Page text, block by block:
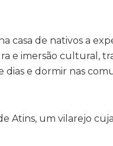
casa de nativos a
e imersão cultural,
e dormir nas